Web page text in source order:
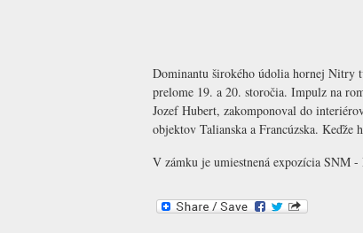
Dominantu širokého údolia hornej Nitry
prelome 19. a 20. storočia. Impulz na
Jozef Hubert, zakomponoval do
objektov Talianska a Francúzska. Keďže
V zámku je umiestnená expozícia SNM -